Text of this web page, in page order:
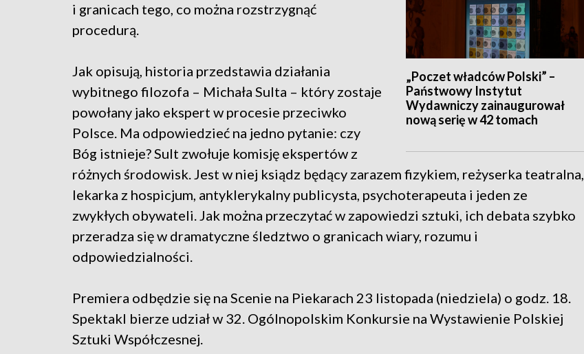
„Poczet władców Polski” –
Państwowy Instytut
Wydawniczy zainaugurował
nową serię w 42 tomach
i granicach tego, co można rozstrzygnąć
procedurą.
Jak opisują, historia przedstawia działania
wybitnego filozofa – Michała Sulta – który zostaje
powołany jako ekspert w procesie przeciwko
Polsce. Ma odpowiedzieć na jedno pytanie: czy
Bóg istnieje? Sult zwołuje komisję ekspertów z
różnych środowisk. Jest w niej ksiądz będący zarazem fizykiem, reżyserka teatralna,
lekarka z hospicjum, antyklerykalny publicysta, psychoterapeuta i jeden ze
zwykłych obywateli. Jak można przeczytać w zapowiedzi sztuki, ich debata szybko
przeradza się w dramatyczne śledztwo o granicach wiary, rozumu i
odpowiedzialności.
Premiera odbędzie się na Scenie na Piekarach 23 listopada (niedziela) o godz. 18.
Spektakl bierze udział w 32. Ogólnopolskim Konkursie na Wystawienie Polskiej
Sztuki Współczesnej.